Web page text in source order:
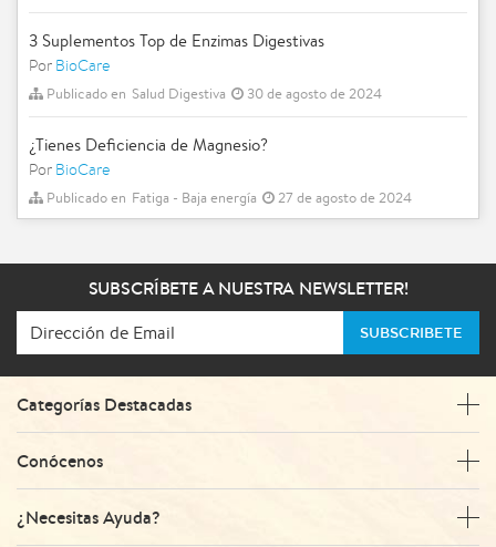
3 Suplementos Top de Enzimas Digestivas
Por BioCare
Publicado en Salud Digestiva 30 de agosto de 2024
¿Tienes Deficiencia de Magnesio?
Por BioCare
Publicado en Fatiga - Baja energía 27 de agosto de 2024
SUBSCRÍBETE A NUESTRA NEWSLETTER!
SUBSCRIBETE
Categorías Destacadas
Conócenos
¿Necesitas Ayuda?